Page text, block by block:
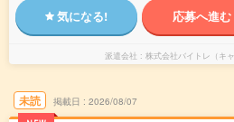
気になる! 応募へ進む
派遣会社 株式会社バイトレ（キ
未読 掲載日 2026/08/07